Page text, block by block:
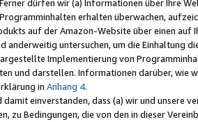
dürfen wir (a) Informationen über Ihre
erhalten überwachen,
auf der Amazon-Website über einen
anderweitig untersuchen, um die Einhaltung
Implementierung von
und darstellen. Informationen darüber, wie
in Anhang 4.
damit einverstanden, dass (a) wir und
zu Bedingungen, die von den in dieser